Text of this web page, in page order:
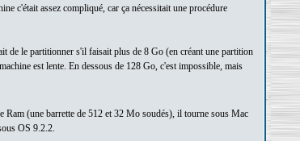
c'était assez compliqué, car ça nécessitait une procédure
de le partitionner s'il faisait plus de 8 Go (en créant une partition
est lente. En dessous de 128 Go, c'est impossible, mais
(une barrette de 512 et 32 Mo soudés), il tourne sous Mac
OS 9.2.2.